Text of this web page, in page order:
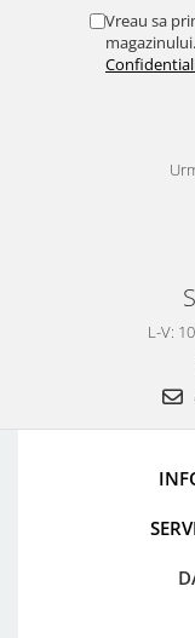
Vreau sa
L-V: